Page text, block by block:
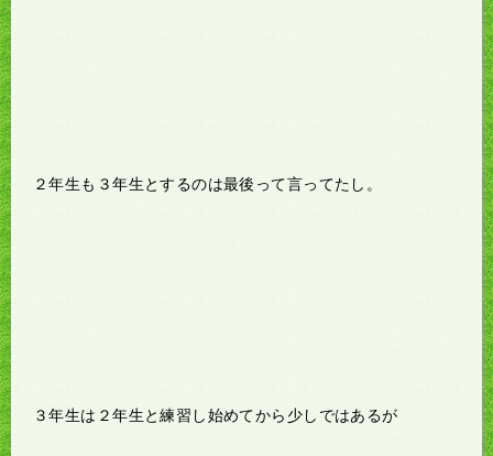
２年生も３年生とするのは最後って言ってたし。
３年生は２年生と練習し始めてから少しではあるが